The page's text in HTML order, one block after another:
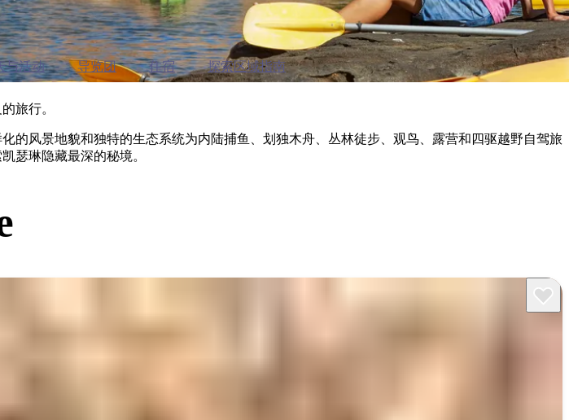
与活动 导览团 住宿 探索区域指南
旅行。
的风景地貌和独特的生态系统为内陆捕鱼、划独木舟、丛林徒步、观鸟、露营和四驱越野自驾旅
瑟琳隐藏最深的秘境。